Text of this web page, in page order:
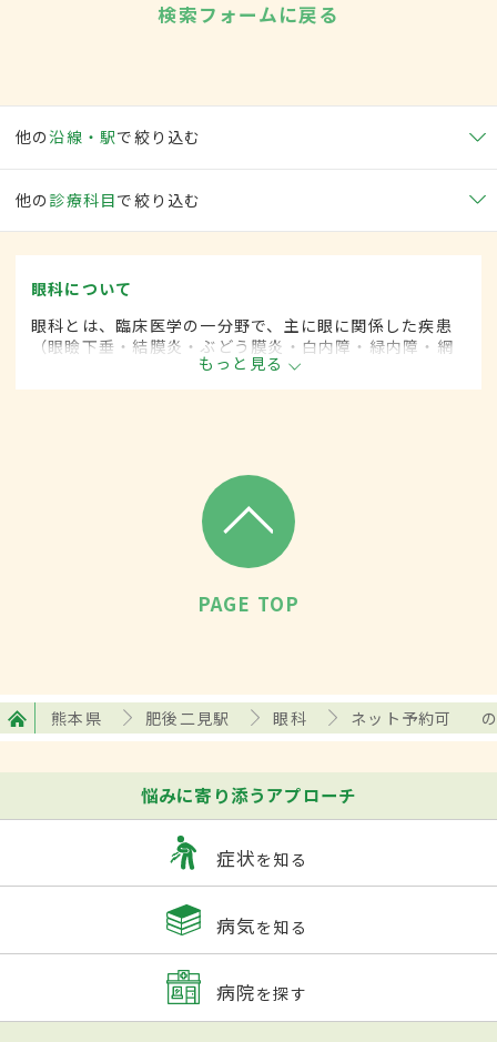
検索フォームに戻る
他の沿線・駅で絞り込む
他の 診療科目で絞り込む
眼科について
眼科とは、臨床医学の一分野で、主に眼に関係した疾患
（眼瞼下垂・結膜炎・ぶどう膜炎・白内障・緑内障・網
膜剥離など）を専門的に取り扱います。
もっと見る
PAGE TOP
熊本県 肥後二見駅 眼科 ネット予約可
悩みに寄り添うアプローチ
症状を知る
病気を知る
病院を探す